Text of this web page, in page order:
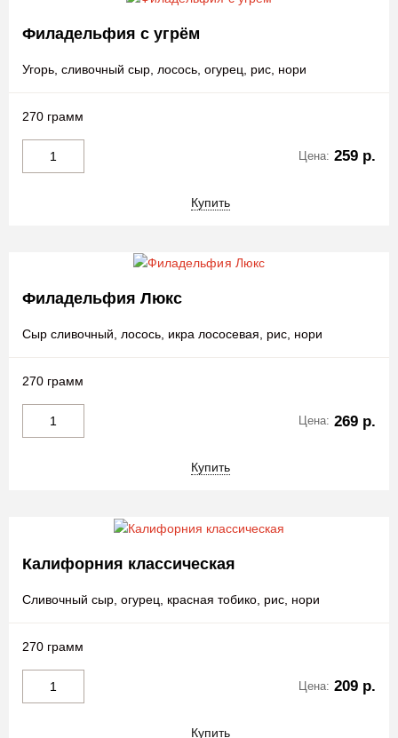
Филадельфия с угрём
Угорь, сливочный сыр, лосось, огурец, рис, нори
270 грамм
Цена: 259 р.
Купить
Филадельфия Люкс
Сыр сливочный, лосось, икра лососевая, рис, нори
270 грамм
Цена: 269 р.
Купить
Калифорния классическая
Сливочный сыр, огурец, красная тобико, рис, нори
270 грамм
Цена: 209 р.
Купить